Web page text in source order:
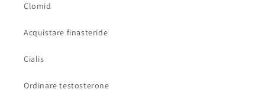
Clomid
Acquistare finasteride
Cialis
Ordinare testosterone